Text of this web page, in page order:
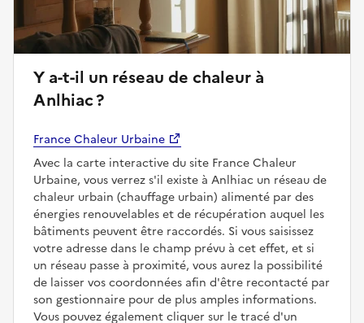
Y a-t-il un réseau de chaleur à
Anlhiac ?
France Chaleur Urbaine
Avec la carte interactive du site France Chaleur
Urbaine, vous verrez s'il existe à Anlhiac un réseau de
chaleur urbain (chauffage urbain) alimenté par des
énergies renouvelables et de récupération auquel les
bâtiments peuvent être raccordés. Si vous saisissez
votre adresse dans le champ prévu à cet effet, et si
un réseau passe à proximité, vous aurez la possibilité
de laisser vos coordonnées afin d'être recontacté par
son gestionnaire pour de plus amples informations.
Vous pouvez également cliquer sur le tracé d'un